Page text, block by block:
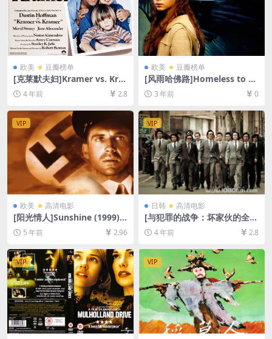
欧美 豆瓣榜单
[克莱默夫妇]Kramer vs. Kra
mer (1979)[百度网盘+迅雷云
盘资源1080P超清未删减][MP
4 年前 2.8
欧美 豆瓣榜单
[风雨哈佛路]Homeless to H
arvard: The Liz Murray Stor
y (2003)[百度网盘+夸克网盘1
放/下载][MP4/5.7GB][中英字
幕]
3 年前 0
VIP
欧美 高清电影
[阳光情人]Sunshine (1999)
[百度网盘+迅雷云盘资源1080
P超清未删减][MP4/10GB][中
文字幕]
5 年前 2.96
VIP
日韩 高清电影
[与犯罪的战争：坏家伙的全盛
时代]범죄와의 전쟁 : 나쁜놈
들 전성시대 (2012)[百度网盘
+迅雷云盘资源1080P超清未
删减][MP4/8.7GB][韩语中字]
4 年前 2.8
VIP VIP